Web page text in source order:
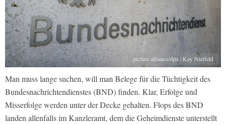
picture alliance/dpa | Kay Nietfeld
Man muss lange suchen, will man Belege für die Tüchtigkeit des
Bundesnachrichtendienstes (BND) finden. Klar, Erfolge und
Misserfolge werden unter der Decke gehalten. Flops des BND
landen allenfalls im Kanzleramt, dem die Geheimdienste unterstellt